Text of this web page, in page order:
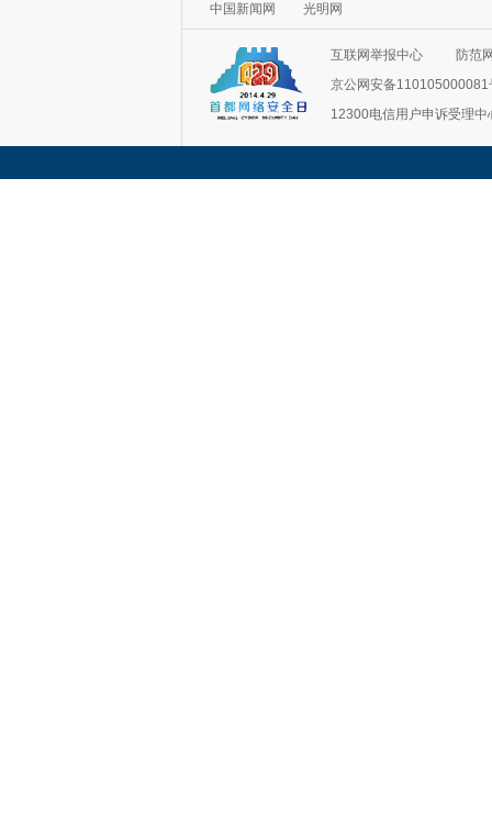
中国新闻网
光明网
互联网举报中心
防范
京公网安备110105000081
12300电信用户申诉受理中